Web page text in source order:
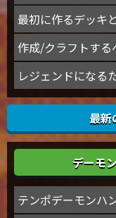
最初に作るデッキ
作成/クラフトす
レジェンドになる
最新
デーモ
テンポデーモンハ